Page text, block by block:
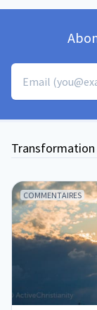
Transformation
COMMENTAIRES